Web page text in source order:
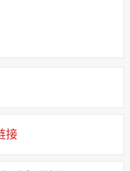
接